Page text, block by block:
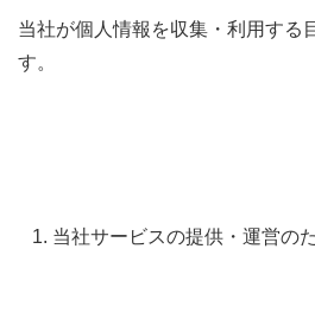
当社が個人情報を収集・利用する
す。
当社サービスの提供・運営の